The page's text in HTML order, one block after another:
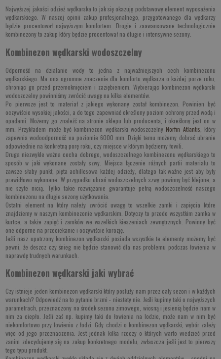
Najwyższej jakości odzież wędkarska to jak się okazuję podstawowy element wyposażenia
wędkarskiego. W naszej opinii zakup profesjonalnego, przygotowanego dla wędkarzy
będzie procentował najwyższym komfortem. Drogie i zaawansowane technologicznie
kombinezony to zakup który będzie procentował na długie i intensywne sezony.
Kombinezon wędkarski wodoszczelny
Odporność na działanie wody to jedna z najważniejszych cech kombinezonu
wędkarskiego. Ma ona ogromne znaczenie dla komfortu wędkarza o każdej porze roku,
chroniąc go przed przemoknięciem i zaziębieniem. Wybierając kombinezon wędkarski
wodoszczelny powinniśmy zwrócić uwagę na kilka elementów.
Po pierwsze jest to materiał z jakiego wykonany został kombinezon. Powinien być
oczywiście wysokiej jakości, a do tego zapewniać określony poziom ochrony przed wodą i
opadami. Możemy go znaleźć na stronie sklepu lub producenta, i określony jest on w
mm. Przykładem może być kombinezon wędkarski wodoszczelny Norfin Atlantis , który
zapewnia wodoodporność na poziomie 6000 mm. Dzięki temu możemy dobrać ubranie
odpowiednie na konkretną porę roku, czy miejsce w którym będziemy łowili.
Druga niezwykle ważna cecha dobrego, wodoszczelnego kombinezonu wędkarskiego to
sposób w jaki wykonane zostały szwy. Miejsca łączenie różnych partii materiału to
zawsze słaby punkt, pięta achillesowa każdej odzieży, dlatego tak ważne jest aby były
prawidłowo wykonane. W przypadku ubrań wodoszczelnych szwy powinny być klejone, a
nie szyte nicią. Tylko takie rozwiązanie gwarantuje pełną wodoszczelność naszego
kombinezonu na długie sezony użytkowania.
Ostatni element na który należy zwrócić uwagę to wszelkie zamki i zapięcia które
znajdziemy w naszym kombinezonie wędkarskim. Dotyczy to przede wszystkim zamka w
kurtce, a także zapięć i zamków we wszelkich kieszeniach zewnętrznych. Powinny być
one odporne na przeciekanie i oczywiście korozję.
Jeśli nasz upatrzony kombinezon wędkarski posiada wszystkie te elementy możemy być
pewni, że deszcz czy śnieg nie będzie stanowić dla nas problemu podczas łowienia w
naprawdę trudnych warunkach.
Kombinezon wędkarski jaki wybrać
Czy istnieje jeden kombinezon wędkarski który posłuży nam przez cały sezon i w każdych
warunkach? Odpowiedź na to pytanie brzmi - niestety nie. Jeśli kupimy taki o najwyższych
parametrach, przeznaczony na środek sezonu zimowego, wiosną i jesienią będzie nam w
nim za ciepło. Jeśli zaś np. kupimy taki do łowienia na lodzie, może nam w nim być
niekomfortowo przy łowieniu z łodzi. Gdy chodzi o kombinezon wędkarski, wybór zależy
więc od jego przeznaczenia. Jest jednak kilka rzeczy o których warto wiedzieć przed
zanim zdecydujemy się na zakup konkretnego modelu, zwłaszcza jeśli jest to pierwszy
tego typu produkt.